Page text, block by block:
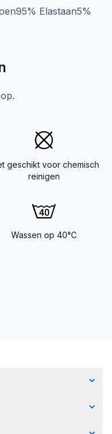
Elastaan5%
geschikt voor chemisch
reinigen
Wassen op 40°C